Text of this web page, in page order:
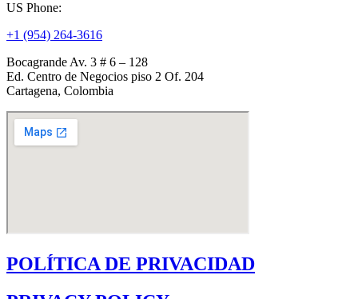
US Phone:
+1 (954) 264-3616
Bocagrande Av. 3 # 6 – 128
Ed. Centro de Negocios piso 2 Of. 204
Cartagena, Colombia
POLÍTICA DE PRIVACIDAD